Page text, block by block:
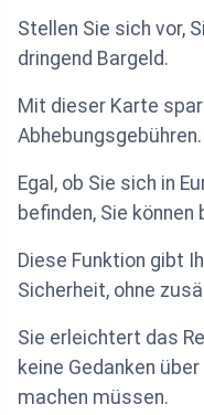
Stellen Sie sich vor,
dringend Bargeld.
Mit dieser Karte
Abhebungsgebühren.
Egal, ob Sie sich in
befinden, Sie
Diese Funktion gibt
Sicherheit, ohne
Sie erleichtert das
keine Gedanken
machen müssen.